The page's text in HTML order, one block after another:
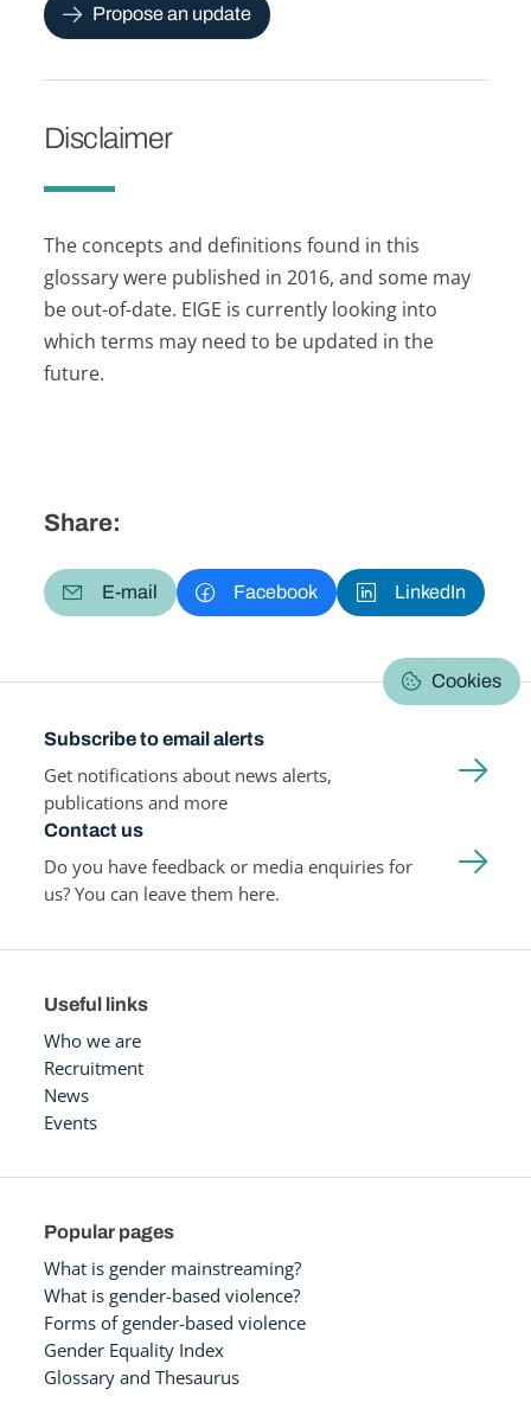
Propose an update
Disclaimer
The concepts and definitions found in this
glossary were published in 2016, and some may
be out-of-date. EIGE is currently looking into
which terms may need to be updated in the
future.
Share:
E-mail Facebook LinkedIn
Cookies
Subscribe to email alerts
Get notifications about news alerts,
publications and more
Contact us
Do you have feedback or media enquiries for
us? You can leave them here.
Useful links
Who we are
Recruitment
News
Events
Popular pages
What is gender mainstreaming?
What is gender-based violence?
Forms of gender-based violence
Gender Equality Index
Glossary and Thesaurus